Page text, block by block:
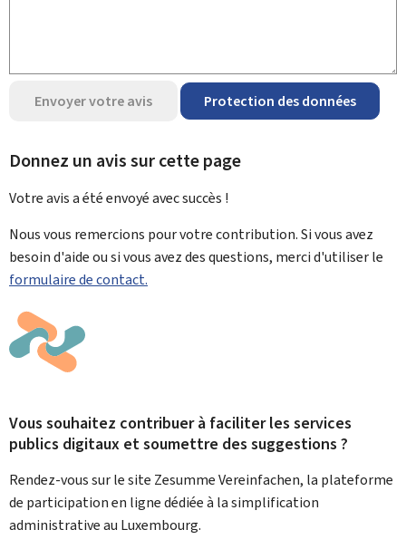
Envoyer votre avis Protection des données
Donnez un avis sur cette page
Votre avis a été envoyé avecsuccès !
Nous vous remercions pour votre contribution. Si vous avez
besoin d'aide ou si vous avez des questions, merci d'utiliser le
formulaire de contact.
Vous souhaitez contribuer à faciliter les services
publics digitaux et soumettre des suggestions ?
Rendez-vous sur le site Zesumme Vereinfachen, la plateforme
de participation en ligne dédiée à la simplification
administrative au Luxembourg.